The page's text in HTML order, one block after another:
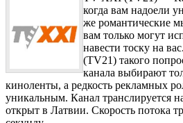
когда вам надоели
же романтические
вам только могут
навести тоску на
(TV21) такого
канала выбирают
киноленты, а редкость рекламных
уникальным. Канал транслируется
открыт в Латвии. Скорость потока